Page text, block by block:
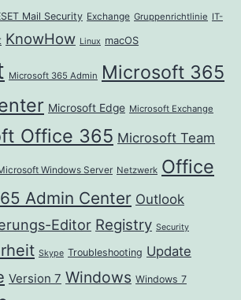
Mail Security Exchange Gruppenrichtlinie IT-
KnowHow Linux macOS
Microsoft 365 Admin Microsoft 365
Microsoft Edge Microsoft Exchange
Office 365 Microsoft Team
Windows Server Netzwerk Office
Admin Center Outlook
Editor Registry Security
Skype Troubleshooting Update
Version 7 Windows Windows 7